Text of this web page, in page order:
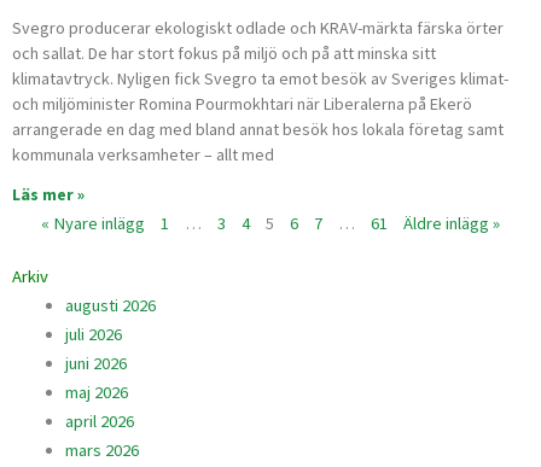
Svegro producerar ekologiskt odlade och KRAV-märkta färska örter
och sallat. De har stort fokus på miljö och på att minska sitt
klimatavtryck. Nyligen fick Svegro ta emot besök av Sveriges klimat-
och miljöminister Romina Pourmokhtari när Liberalerna på Ekerö
arrangerade en dag med bland annat besök hos lokala företag samt
kommunala verksamheter – allt med
Läs mer »
« Nyare inlägg
1 … 3 4 5 6 7 … 61 Äldre inlägg »
Arkiv
augusti 2026
juli 2026
juni 2026
maj 2026
april 2026
mars 2026